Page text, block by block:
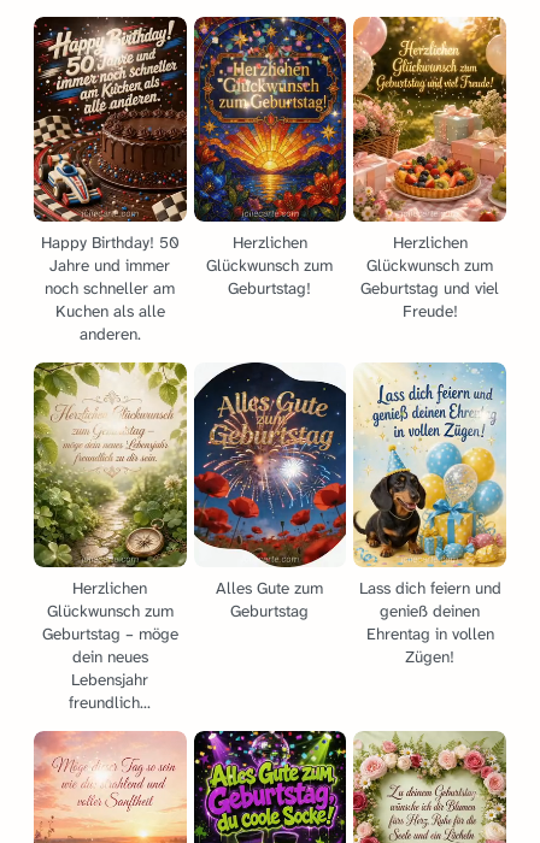
Happy Birthday! 50
Jahre und immer
noch schneller am
Kuchen als alle
anderen.
Herzlichen
Glückwunsch zum
Geburtstag!
Herzlichen
Glückwunsch zum
Geburtstag und viel
Freude!
Herzlichen
Glückwunsch zum
Geburtstag – möge
dein neues
Lebensjahr
freundlich...
Alles Gute zum
Geburtstag
Lass dich feiern und
genieß deinen
Ehrentag in vollen
Zügen!